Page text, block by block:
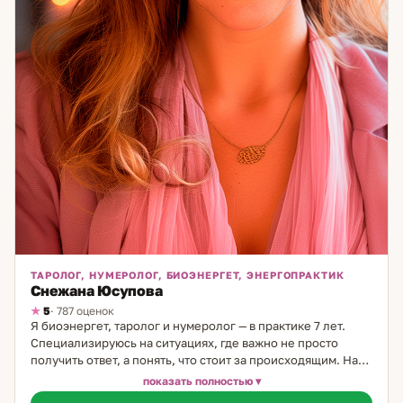
ТАРОЛОГ, НУМЕРОЛОГ, БИОЭНЕРГЕТ, ЭНЕРГОПРАКТИК
Снежана Юсупова
5· 787 оценок
Я биоэнергет, таролог и нумеролог — в практике 7 лет.
Специализируюсь на ситуациях, где важно не просто
получить ответ, а понять, что стоит за происходящим. На
сессии я помогаю увидеть картину с разных сторон: через
Таро, анализ центров и космоэнергетику. Моя задача — не
показать полностью